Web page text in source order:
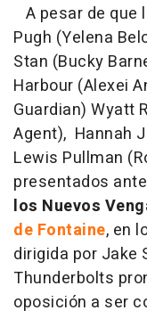
A pesar de que
Pugh (Yelena
Stan (Bucky
Harbour (Alexei
Guardian) Wyatt
Agent), Hannah
Lewis Pullman
presentados
los Nuevos
de Fontaine, en
dirigida por Jake
Thunderbolts
oposición a ser